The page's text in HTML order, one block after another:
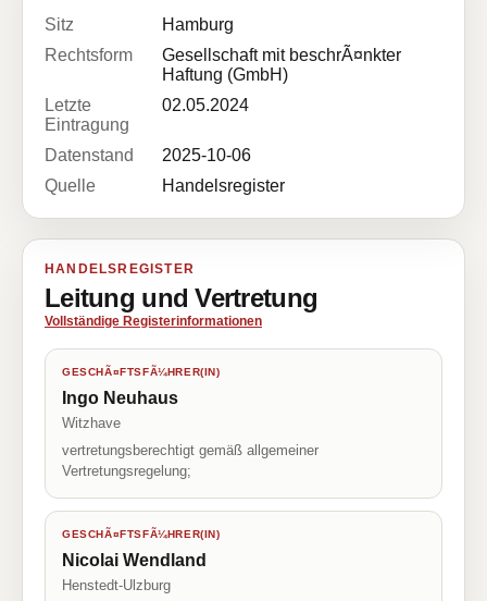
Sitz
Hamburg
Rechtsform
Gesellschaft mit beschrÃ¤nkter
Haftung (GmbH)
Letzte
Eintragung
02.05.2024
Datenstand
2025-10-06
Quelle
Handelsregister
HANDELSREGISTER
Leitung und Vertretung
Vollständige Registerinformationen
GESCHÃ¤FTSFÃ¼HRER(IN)
Ingo Neuhaus
Witzhave
vertretungsberechtigt gemäß allgemeiner
Vertretungsregelung;
GESCHÃ¤FTSFÃ¼HRER(IN)
Nicolai Wendland
Henstedt-Ulzburg